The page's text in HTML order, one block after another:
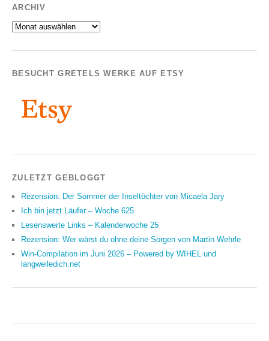
ARCHIV
Archiv
BESUCHT GRETELS WERKE AUF ETSY
ZULETZT GEBLOGGT
Rezension: Der Sommer der Inseltöchter von Micaela Jary
Ich bin jetzt Läufer – Woche 625
Lesenswerte Links – Kalenderwoche 25
Rezension: Wer wärst du ohne deine Sorgen von Martin Wehrle
Win-Compilation im Juni 2026 – Powered by WIHEL und
langweiledich.net